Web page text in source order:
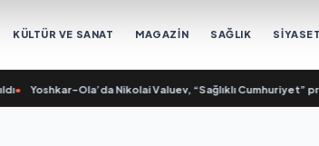
KÜLTÜR VE SANAT MAGAZİN SAĞLIK SİYASET
Yoshkar-Ola’da Nikolai Valuev, “Sağlıklı Cumhuriyet”